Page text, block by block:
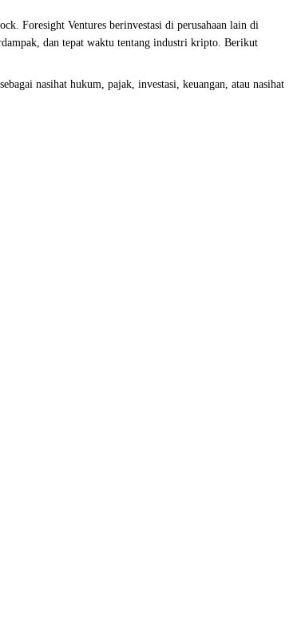
Foresight Ventures berinvestasi di perusahaan lain di
dan tepat waktu tentang industri kripto. Berikut
nasihat hukum, pajak, investasi, keuangan, atau nasihat